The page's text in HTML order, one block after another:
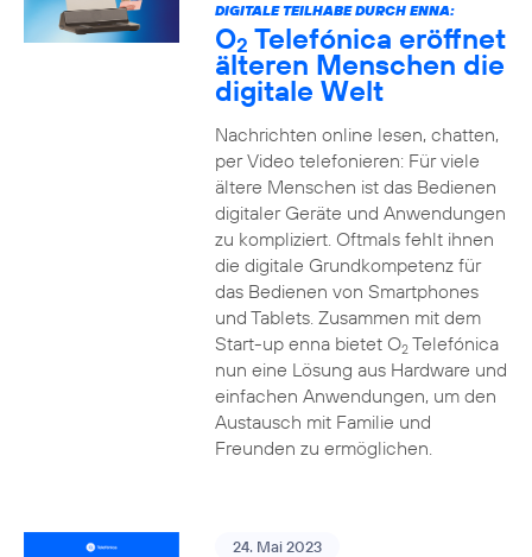
DIGITALE TEILHABE DURCH ENNA:
O2 Telefónica eröffnet
älteren Menschen die
digitale Welt
Nachrichten online lesen, chatten,
per Video telefonieren: Für viele
ältere Menschen ist das Bedienen
digitaler Geräte und Anwendungen
zu kompliziert. Oftmals fehlt ihnen
die digitale Grundkompetenz für
das Bedienen von Smartphones
und Tablets. Zusammen mit dem
Start-up enna bietet O2Telefónica
nun eine Lösung aus Hardware und
einfachen Anwendungen, um den
Austausch mit Familie und
Freunden zu ermöglichen.
24. Mai 2023